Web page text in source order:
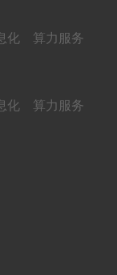
化 算力服务
化 算力服务